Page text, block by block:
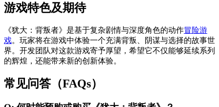
游戏特色及期待
《犹大：背叛者》是基于复杂剧情与深度角色的动作冒险游
戏。玩家将在游戏中体验一个充满背叛、阴谋与选择的故事世
界。开发团队对这款游戏寄予厚望，希望它不仅能够延续系列
的辉煌，还能带来新的创新体验。
常见问答（FAQs）